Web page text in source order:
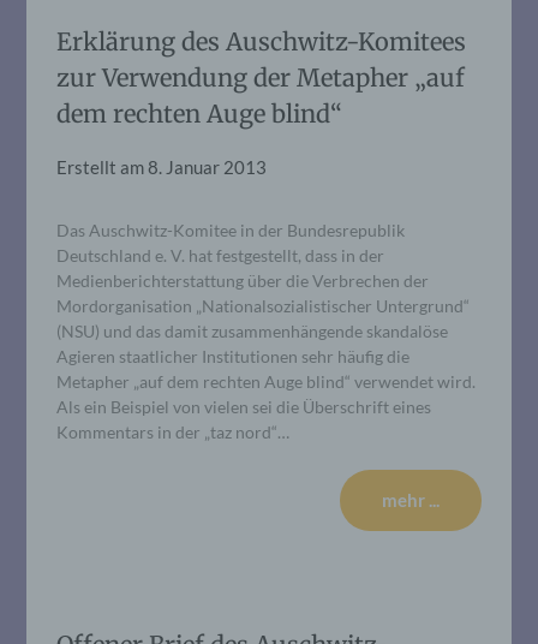
Erklärung des Auschwitz-Komitees
zur Verwendung der Metapher „auf
dem rechten Auge blind“
Erstellt am8. Januar 2013
Das Auschwitz-Komitee in der Bundesrepublik
Deutschland e. V. hat festgestellt, dass in der
Medienberichterstattung über die Verbrechen der
Mordorganisation „Nationalsozialistischer Untergrund“
(NSU) und das damit zusammenhängende skandalöse
Agieren staatlicher Institutionen sehr häufig die
Metapher „auf dem rechten Auge blind“ verwendet wird.
Als ein Beispiel von vielen sei die Überschrift eines
Kommentars in der „taz nord“…
mehr ...